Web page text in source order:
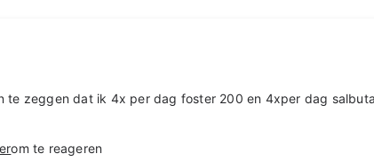
te zeggen dat ik 4x per dag foster 200 en 4xper dag
om te reageren